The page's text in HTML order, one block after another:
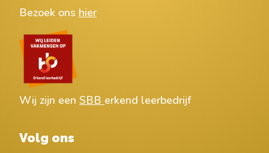
Bezoek ons hier
Wij zijn een SBB erkend leerbedrijf
Volg ons